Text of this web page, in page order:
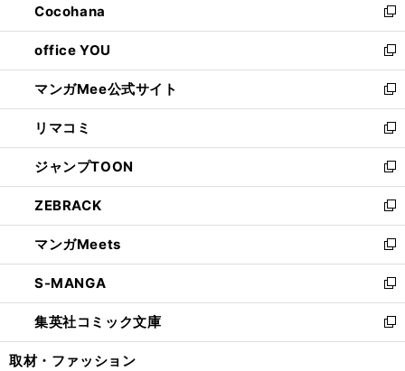
く
で
開
く
ド
ウ
で
開
く
い
ウ
ィ
ン
ド
ウ
で
開
く
Cocohana
新
し
い
ウ
ィ
ン
ド
ウ
で
開
く
office YOU
新
し
い
ウ
ィ
ン
ド
ウ
で
開
く
マンガMee公式サイト
新
し
い
ウ
ィ
ン
ド
ウ
で
開
く
リマコミ
新
し
い
ウ
ィ
ン
ド
ウ
で
開
く
ジャンプTOON
新
し
い
ウ
ィ
ン
ド
ウ
で
開
ZEBRACK
新
し
い
ウ
ィ
ン
ド
ウ
マンガMeets
新
し
い
ウ
ィ
ン
S-MANGA
新
し
い
ウ
集英社コミック文庫
新
し
取材・ファッション